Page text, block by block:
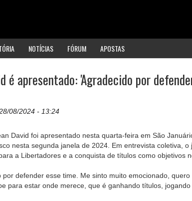
NOTÍCIAS FÓRUM APOSTAS
é apresentado: 'Agradecido por
08/2024 - 13:24
David foi apresentado nesta quarta-feira em São
nesta segunda janela de 2024. Em entrevista coletiva,
a Libertadores e a conquista de títulos como objetivos
defender esse time. Me sinto muito emocionado,
para estar onde merece, que é ganhando títulos,